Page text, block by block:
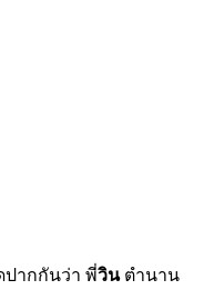
ปากกันว่า พี่วินตำนาน